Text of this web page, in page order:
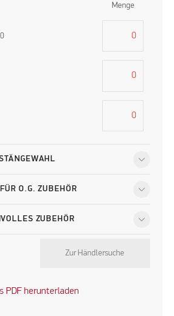
Menge
O.G. ZUBEHÖR
ZUBEHÖR
Zur Händlersuche
PDF herunterladen